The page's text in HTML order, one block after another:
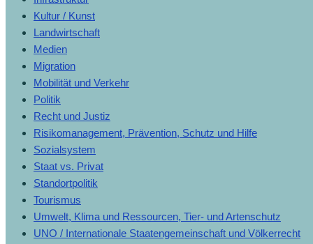
Kultur / Kunst
Landwirtschaft
Medien
Migration
Mobilität und Verkehr
Politik
Recht und Justiz
Risikomanagement, Prävention, Schutz und Hilfe
Sozialsystem
Staat vs. Privat
Standortpolitik
Tourismus
Umwelt, Klima und Ressourcen, Tier- und Artenschutz
UNO / Internationale Staatengemeinschaft und Völkerrecht